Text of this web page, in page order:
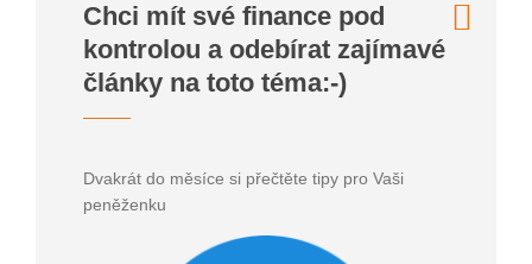
Chci mít své finance pod
kontrolou a odebírat zajímavé
články na toto téma:-)
Dvakrát do měsíce si přečtěte tipy pro Vaši
peněženku